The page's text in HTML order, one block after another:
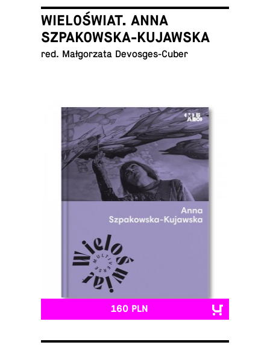
WIELOŚWIAT. ANNA
SZPAKOWSKA-KUJAWSKA
red. Mał­go­rza­ta Devosges-Cuber
160 PLN